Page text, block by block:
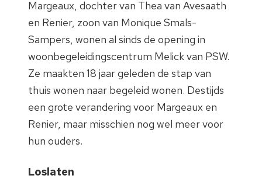
Margeaux, dochter van Thea van Avesaath
en Renier, zoon van Monique Smals-
Sampers, wonen al sinds de opening in
woonbegeleidingscentrum Melick van PSW.
Ze maakten 18 jaar geleden de stap van
thuis wonen naar begeleid wonen. Destijds
een grote verandering voor Margeaux en
Renier, maar misschien nog wel meer voor
hun ouders.
Loslaten